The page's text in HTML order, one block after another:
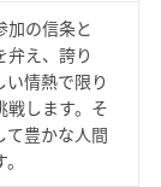
加の信条と
弁え、誇り
情熱で限り
戦します。そ
て豊かな人間